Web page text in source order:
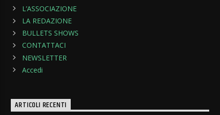
L’ASSOCIAZIONE
LA REDAZIONE
BULLETS SHOWS
CONTATTACI
NEWSLETTER
Accedi
ARTICOLI RECENTI